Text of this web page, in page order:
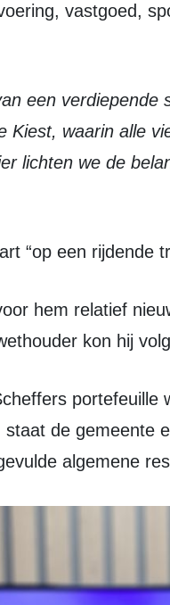
vastgoed,
Kiest, waarin alle
lichten we de
“op een rijdende
kon hij
staat de gemeente
algemene